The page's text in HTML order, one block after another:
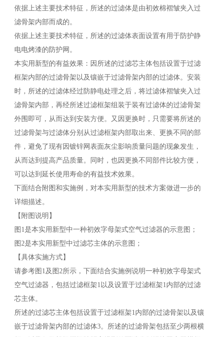
依据上述主要技术特征，所述的过滤体是由初效棉褶皱夹入过
滤骨架内部而成的。
依据上述主要技术特征，所述的过滤体表面设置有用于防护静
电电烤漆的防护网。
本实用新型的有益效果：因所述的过滤芯主体包括设置于过滤
框架内部的过滤骨架以及镶嵌于过滤骨架内部的过滤体。安装
时，所述的过滤体经过防静电处理之后，将过滤体褶皱夹入过
滤骨架内部，再经所述过滤框架组装于装有过滤体的过滤骨架
外围即可，从而达到安装方便。又因更换时，只需要将所述的
过滤骨架与过滤体分别从过滤框架内部取出来、更换不同的部
件，避免了现有因镀锌网表面灰尘影响质量问题的现象发生，
从而达到提高产品质量。同时，也因更换不同部件比较方便，
可以达到延长使用寿命的有益技术效果。
下面结合附图和实施例，对本实用新型的技术方案做进一步的
详细描述。
【附图说明】
图1是本实用新型中一种初效字母架式空气过滤器的示意图；
图2是本实用新型中过滤芯主体的示意图；
【具体实施方式】
请参考图1及图2所示，下面结合实施例说明一种初效字母架式
空气过滤器，包括过滤框架1以及设置于过滤框架1内部的过滤
芯主体。
所述的过滤芯主体包括设置于过滤框架1内部的过滤骨架以及镶
嵌于过滤骨架内部的过滤体3。所述的过滤骨架包括至少两根横